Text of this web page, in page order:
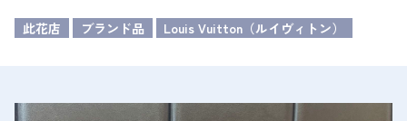
此花店 ブランド品 Louis Vuitton（ルイヴィトン）